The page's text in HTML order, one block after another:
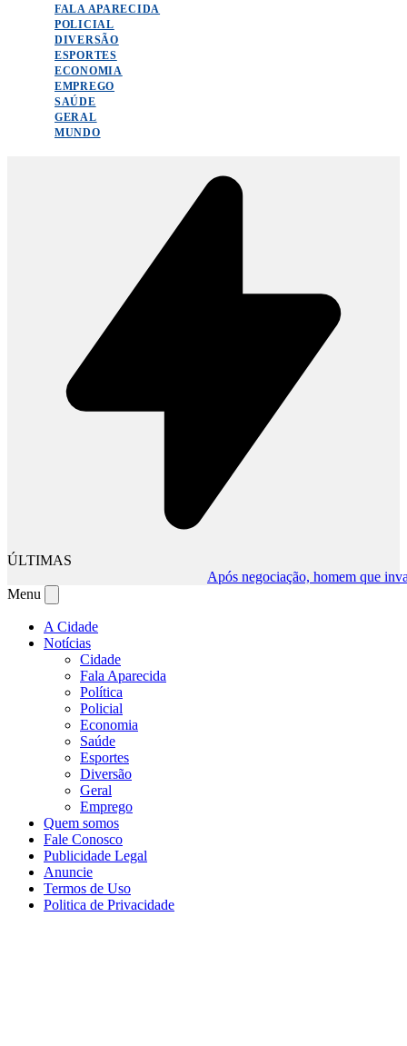
FALA APARECIDA
POLICIAL
DIVERSÃO
ESPORTES
ECONOMIA
EMPREGO
SAÚDE
GERAL
MUNDO
ÚLTIMAS
Após negociação, homem que
Menu
A Cidade
Notícias
Cidade
Fala Aparecida
Política
Policial
Economia
Saúde
Esportes
Diversão
Geral
Emprego
Quem somos
Fale Conosco
Publicidade Legal
Anuncie
Termos de Uso
Politica de Privacidade